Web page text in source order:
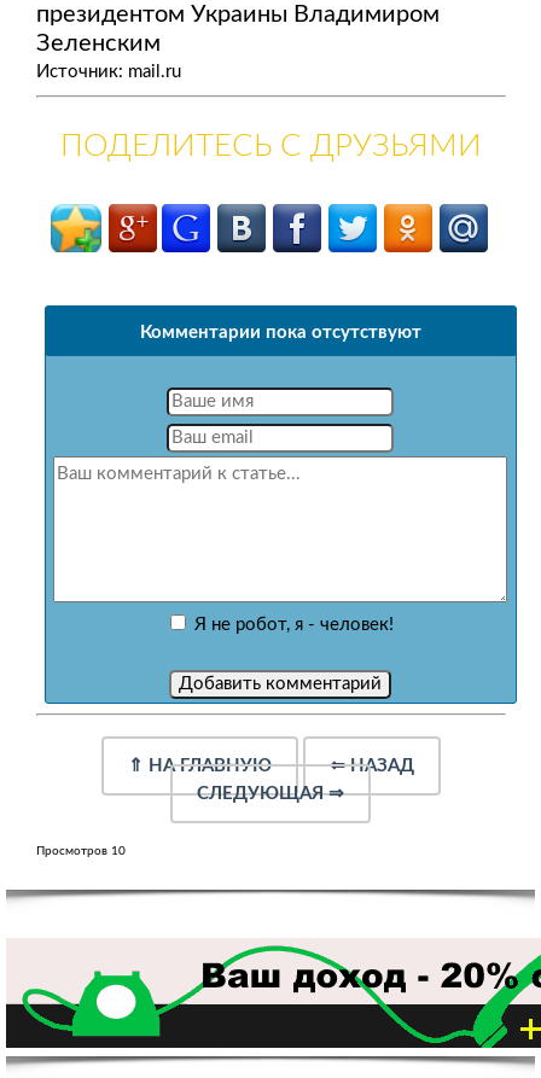
президентом Украины Владимиром
Зеленским
Источник: mail.ru
ПОДЕЛИТЕСЬ С ДРУЗЬЯМИ
Комментарии пока отсутствуют
Я не робот, я - человек!
⇑ НА ГЛАВНУЮ ⇐НАЗАД
СЛЕДУЮЩАЯ⇒
Просмотров 10